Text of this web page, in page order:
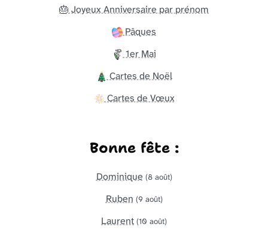
🎂 Joyeux Anniversaire par prénom
Pâques
1er Mai
Cartes de Noël
Cartes de Vœux
Bonne fête :
Dominique (8 août)
Ruben (9 août)
Laurent (10 août)